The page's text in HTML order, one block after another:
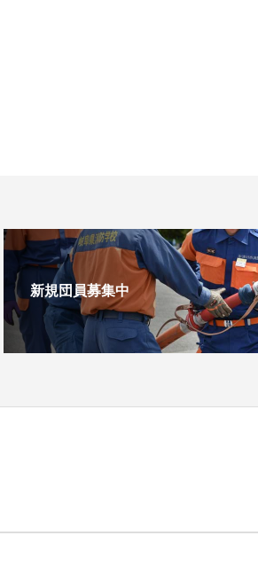
新規団員募集中